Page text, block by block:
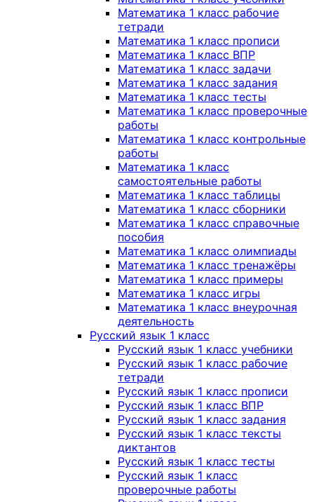
Математика 1 класс рабочие
тетради
Математика 1 класс прописи
Математика 1 класс ВПР
Математика 1 класс задачи
Математика 1 класс задания
Математика 1 класс тесты
Математика 1 класс проверочные
работы
Математика 1 класс контрольные
работы
Математика 1 класс
самостоятельные работы
Математика 1 класс таблицы
Математика 1 класс сборники
Математика 1 класс справочные
пособия
Математика 1 класс олимпиады
Математика 1 класс тренажёры
Математика 1 класс примеры
Математика 1 класс игры
Математика 1 класс внеурочная
деятельность
Русский язык 1 класс
Русский язык 1 класс учебники
Русский язык 1 класс рабочие
тетради
Русский язык 1 класс прописи
Русский язык 1 класс ВПР
Русский язык 1 класс задания
Русский язык 1 класс тексты
диктантов
Русский язык 1 класс тесты
Русский язык 1 класс
проверочные работы